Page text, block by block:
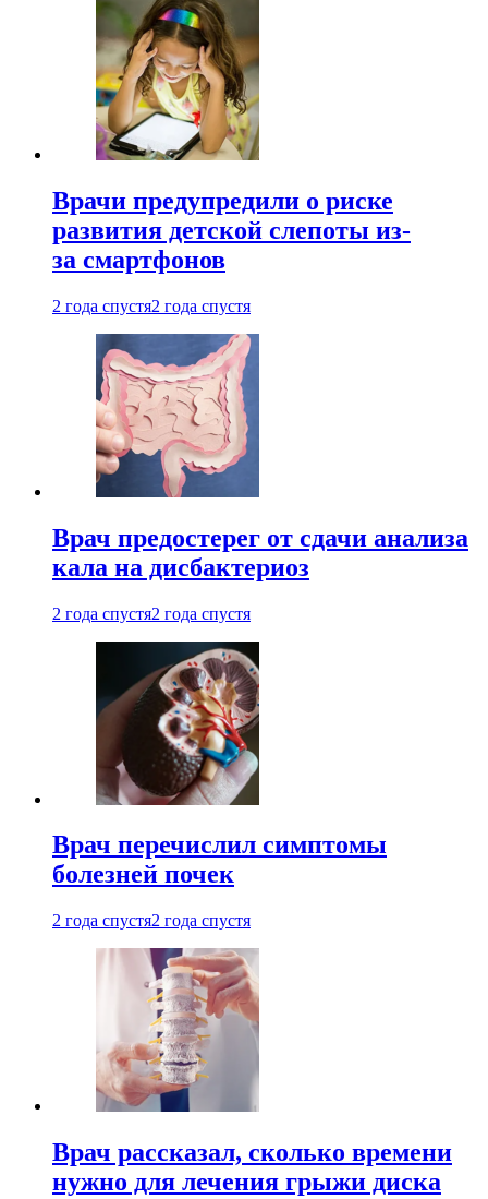
Врачи предупредили о риске
развития детской слепоты из-
за смартфонов
2 года спустя2 года спустя
Врач предостерег от сдачи анализа
кала на дисбактериоз
2 года спустя2 года спустя
Врач перечислил симптомы
болезней почек
2 года спустя2 года спустя
Врач рассказал, сколько времени
нужно для лечения грыжи диска